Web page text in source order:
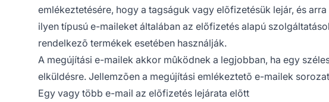
emlékeztetésére, hogy a tagságuk vagy elõfizetésük lejár, és
ilyen típusú e-maileket általában az előfizetés alapú
rendelkezõ termékek esetében használják.
A megújítási e-mailek akkor mûködnek a legjobban, ha egy
elküldésre. Jellemzõen a megújítási emlékeztetõ e-mailek
Egy vagy több e-mail az elõfizetés lejárata elõtt